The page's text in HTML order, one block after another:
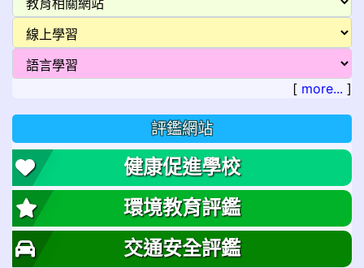
[ more... ]
評鑑網站
健康促進學校
環境教育評鑑
交通安全評鑑